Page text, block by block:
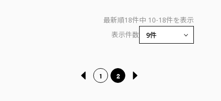
最新順18件中 10-18件を表示
表示件数
1 2